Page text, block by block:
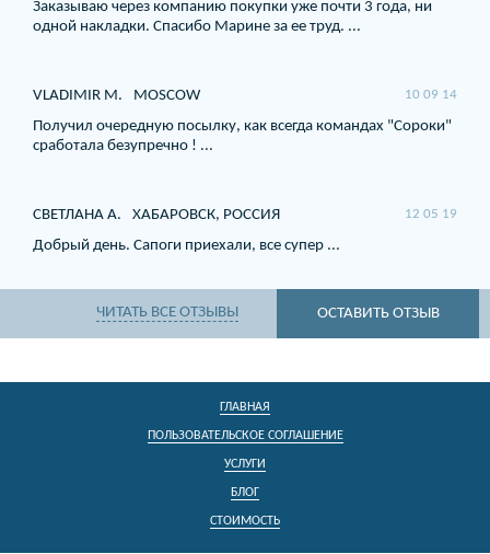
Заказываю через компанию покупки уже почти 3 года, ни
одной накладки. Спасибо Марине за ее труд. ...
VLADIMIR M. MOSCOW 10 09 14
Получил очередную посылку, как всегда командах "Сороки"
сработала безупречно ! ...
СВЕТЛАНА А. ХАБАРОВСК, РОССИЯ 12 05 19
Добрый день. Сапоги приехали, все супер ...
ЧИТАТЬ ВСЕ ОТЗЫВЫ ОСТАВИТЬ ОТЗЫВ
ГЛАВНАЯ
ПОЛЬЗОВАТЕЛЬСКОЕ СОГЛАШЕНИЕ
УСЛУГИ
БЛОГ
СТОИМОСТЬ